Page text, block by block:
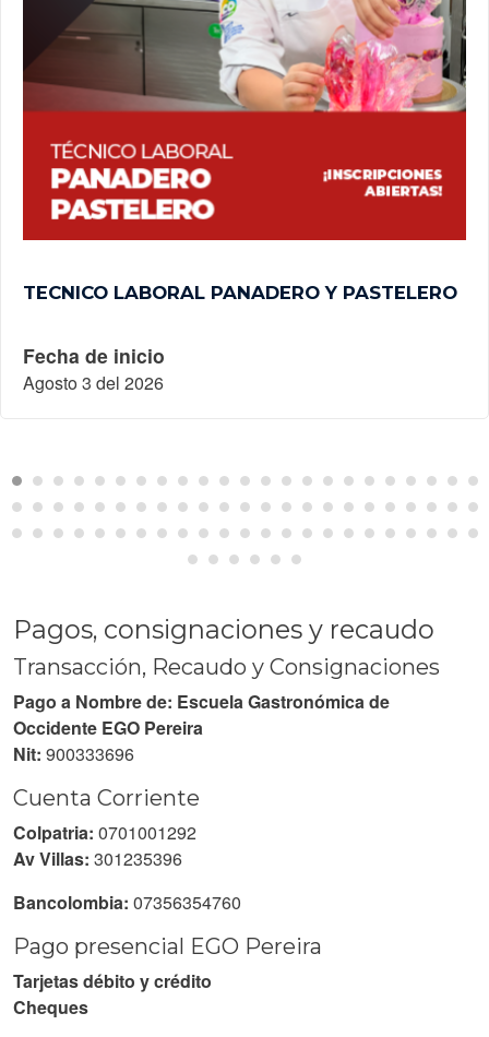
TECNICO LABORAL PANADERO Y PASTELERO
Fecha de inicio
Agosto 3 del 2026
Pagos, consignaciones y recaudo
Transacción, Recaudo y Consignaciones
Pago a Nombre de: Escuela Gastronómica de
Occidente EGO Pereira
Nit: 900333696
Cuenta Corriente
Colpatria: 0701001292
Av Villas: 301235396
Bancolombia: 07356354760
Pago presencial EGO Pereira
Tarjetas débito y crédito
Cheques